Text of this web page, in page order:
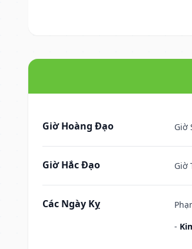
Giờ Hoàng Đạo Giờ
Giờ Hắc Đạo Giờ
Các Ngày Kỵ
-